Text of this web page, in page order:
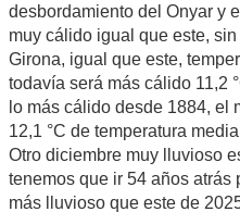
desbordamiento del Onyar y
muy cálido igual que este,
Girona, igual que este,
todavía será más cálido 11,2
lo más cálido desde 1884, el
12,1 °C de temperatura
Otro diciembre muy lluvioso
tenemos que ir 54 años atrás
más lluvioso que este de